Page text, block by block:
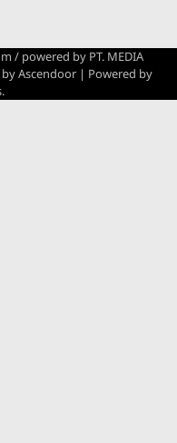
/ powered by PT. MEDIA
Ascendoor| Powered by
.